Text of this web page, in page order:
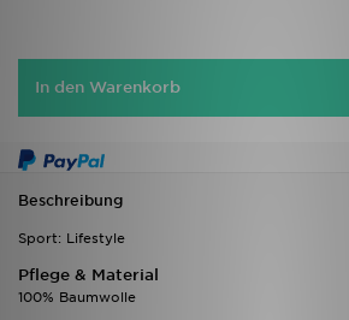
In den Warenkorb
Beschreibung
Sport: Lifestyle
Pflege & Material
100% Baumwolle